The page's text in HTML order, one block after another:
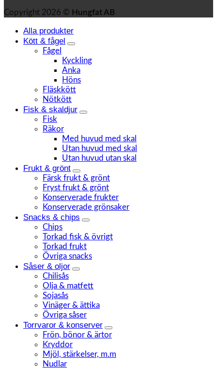
Copyright 2026 © Hungfat AB
Alla produkter
Kött & fågel
Fågel
Kyckling
Anka
Höns
Fläskkött
Nötkött
Fisk & skaldjur
Fisk
Räkor
Med huvud med skal
Utan huvud med skal
Utan huvud utan skal
Frukt & grönt
Färsk frukt & grönt
Fryst frukt & grönt
Konserverade frukter
Konserverade grönsaker
Snacks & chips
Chips
Torkad fisk & övrigt
Torkad frukt
Övriga snacks
Såser & oljor
Chilisås
Olja & matfett
Sojasås
Vinäger & ättika
Övriga såser
Torrvaror & konserver
Frön, bönor & ärtor
Kryddor
Mjöl, stärkelser, m.m
Nudlar